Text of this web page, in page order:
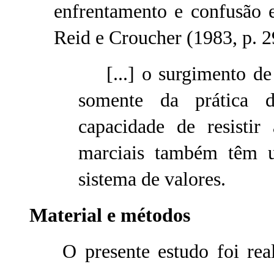
enfrentamento e
Reid e Croucher (1983, p.
[...] o surgimento de
somente da prática
capacidade de
marciais também têm
sistema de valores.
Material e métodos
O presente estudo foi